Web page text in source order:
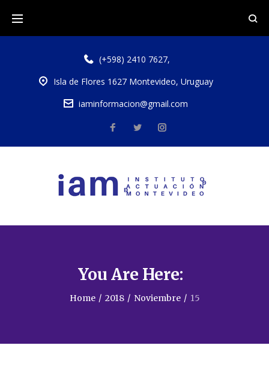
(+598) 2410 7627,
Isla de Flores 1627 Montevideo, Uruguay
iaminformacion@gmail.com
You Are Here:
Home / 2018 / Noviembre / 15